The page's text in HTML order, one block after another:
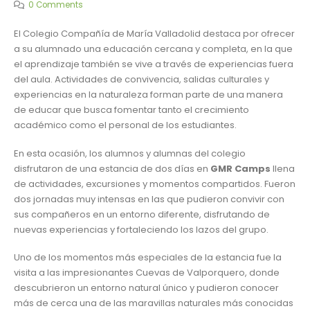
0 Comments
El Colegio Compañía de María Valladolid destaca por ofrecer
a su alumnado una educación cercana y completa, en la que
el aprendizaje también se vive a través de experiencias fuera
del aula. Actividades de convivencia, salidas culturales y
experiencias en la naturaleza forman parte de una manera
de educar que busca fomentar tanto el crecimiento
académico como el personal de los estudiantes.
En esta ocasión, los alumnos y alumnas del colegio
disfrutaron de una estancia de dos días en GMR Camps llena
de actividades, excursiones y momentos compartidos. Fueron
dos jornadas muy intensas en las que pudieron convivir con
sus compañeros en un entorno diferente, disfrutando de
nuevas experiencias y fortaleciendo los lazos del grupo.
Uno de los momentos más especiales de la estancia fue la
visita a las impresionantes Cuevas de Valporquero, donde
descubrieron un entorno natural único y pudieron conocer
más de cerca una de las maravillas naturales más conocidas